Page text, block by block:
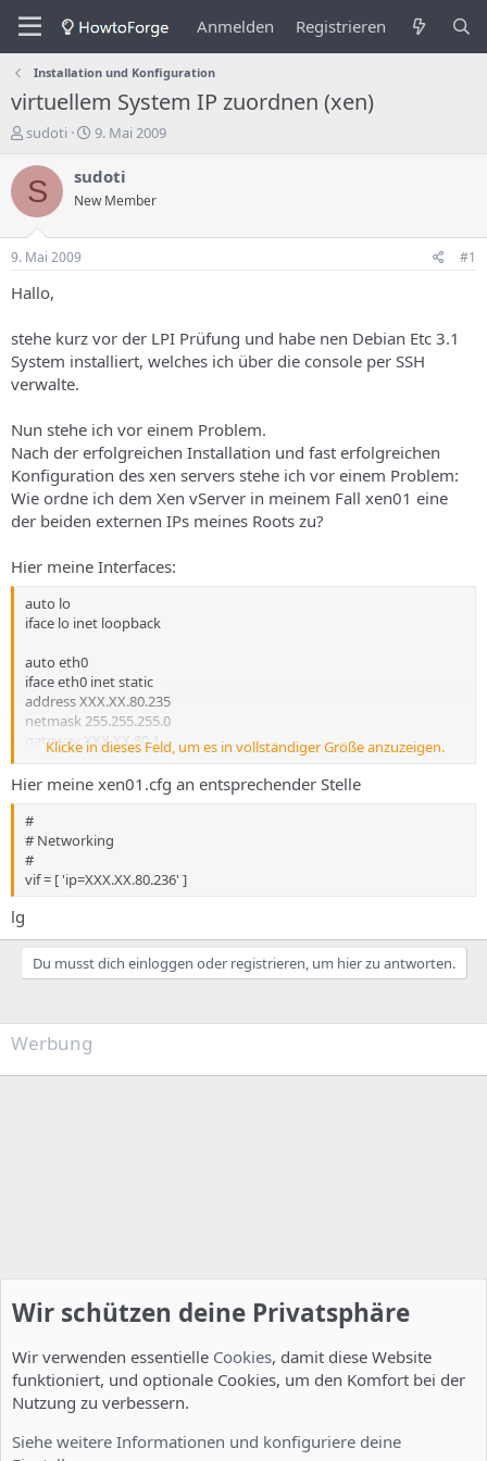
Anmelden Registrieren
Installation und Konfiguration
virtuellem System IP zuordnen (xen)
E
s
t
e
l
e
r
s
T
h
m
s
sudoti
E
s
e
d
a
m
9. Mai 2009
S sudoti
New Member
9. Mai 2009 #1
Hallo,
stehe kurz vor der LPI Prüfung und habe nen Debian Etc 3.1
System installiert, welches ich über die console per SSH
verwalte.
Nun stehe ich vor einem Problem.
Nach der erfolgreichen Installation und fast erfolgreichen
Konfiguration des xen servers stehe ich vor einem Problem:
Wie ordne ich dem Xen vServer in meinem Fall xen01 eine
der beiden externen IPs meines Roots zu?
Hier meine Interfaces:
auto lo
iface lo inet loopback
auto eth0
iface eth0 inet static
address XXX.XX.80.235
netmask 255.255.255.0
gateway XXX.XX.80.1
auto eth0:1
iface eth0:1 inet static
address XXX.XX.80.236
netmask 255.255.255.0
Klicke in dieses Feld, um es in vollständiger Größe anzuzeigen.
Hier meine xen01.cfg an entsprechender Stelle
#
# Networking
#
vif = [ 'ip=XXX.XX.80.236' ]
lg
Du musst dich einloggen oder registrieren, um hier zu antworten.
Werbung
Wir schützen deine Privatsphäre
Wir verwenden essentielle Cookies, damit diese Website
funktioniert, und optionale Cookies, um den Komfort bei der
Nutzung zu verbessern.
Siehe weitere Informationen und konfiguriere deine